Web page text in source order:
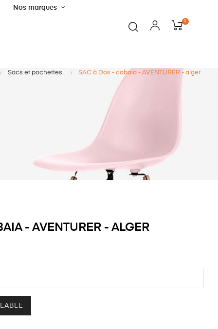
Nos marques
0
Sacs et pochettes SAC à Dos - cabaia - AVENTURER - alger
- AVENTURER - ALGER